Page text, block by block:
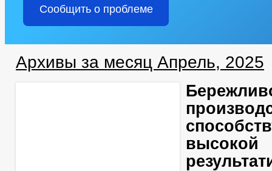
Сообщить о проблеме
Архивы за месяц Апрель, 2025
высокой